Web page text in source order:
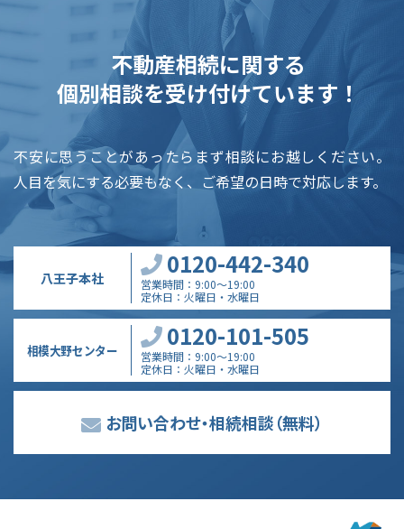
不動産相続に関する
個別相談を受け付けています！
不安に思うことがあったらまず相談にお越しください。
人目を気にする必要もなく、ご希望の日時で対応します。
八王子本社 0120-442-340
営業時間
9:00～19:00
定休日
火曜日・水曜日
相模大野センター 0120-101-505
営業時間
9:00～19:00
定休日
火曜日・水曜日
お問い合わせ・相続相談（無料）